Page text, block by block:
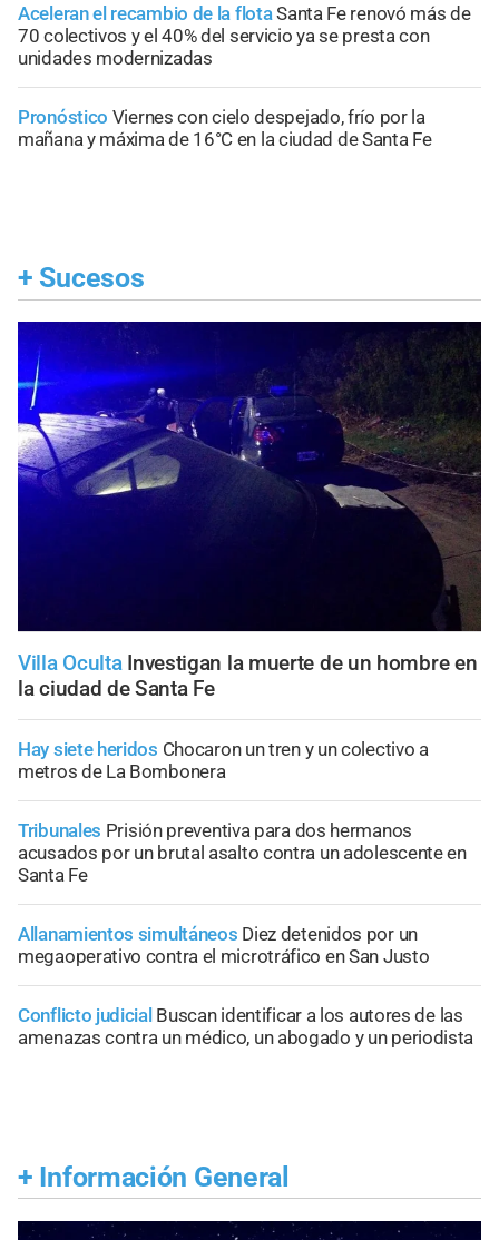
Aceleran el recambio de la flotaSanta Fe renovó más de
70 colectivos y el 40% del servicio ya se presta con
unidades modernizadas
Pronóstico Viernes con cielo despejado, frío por la
mañana y máxima de 16°C en la ciudad de Santa Fe
+ Sucesos
Villa Oculta Investigan la muerte de un hombre en
la ciudad de Santa Fe
Hay siete heridos Chocaron un tren y un colectivo a
metros de La Bombonera
Tribunales Prisión preventiva para dos hermanos
acusados por un brutal asalto contra un adolescente en
Santa Fe
Allanamientos simultáneos Diez detenidos por un
megaoperativo contra el microtráfico en San Justo
Conflicto judicial Buscan identificar a los autores de las
amenazas contra un médico, un abogado y un periodista
+ Información General